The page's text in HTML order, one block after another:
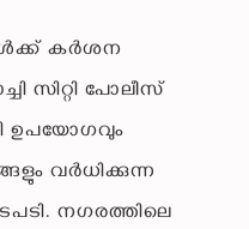
കർശന
സിറ്റി പോലീസ്
ഉപയോഗവും
വർധിക്കുന്ന
നഗരത്തിലെ